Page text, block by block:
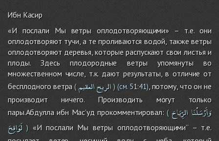
Ибн Касир
«И послали Мы ветры оплодотворяющими» – т.е. они
оплодотворяют тучи, а те проливаются водой, также ветры
оплодотворяют деревья, которые распускают свои листья и
плоды. Здесь плодородные ветры упомянуты во
множественном числе, т.к. дают результаты, в отличие от
бесплодного ветра ( الريحالعقيم )(см. 51:41), потому, что он не
производит ничего. Производить могут только
пары.Абдулла ибн Мас’уд прокомментировал:( وَأَرْسَلْنَا الرِّيَاحَ
لَوَاقِحَ) «И послали Мы ветры оплодотворяющими” – т.е.